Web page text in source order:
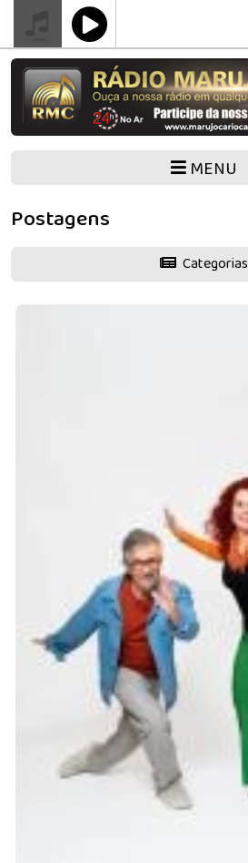
MENU
Postagens
Categorias